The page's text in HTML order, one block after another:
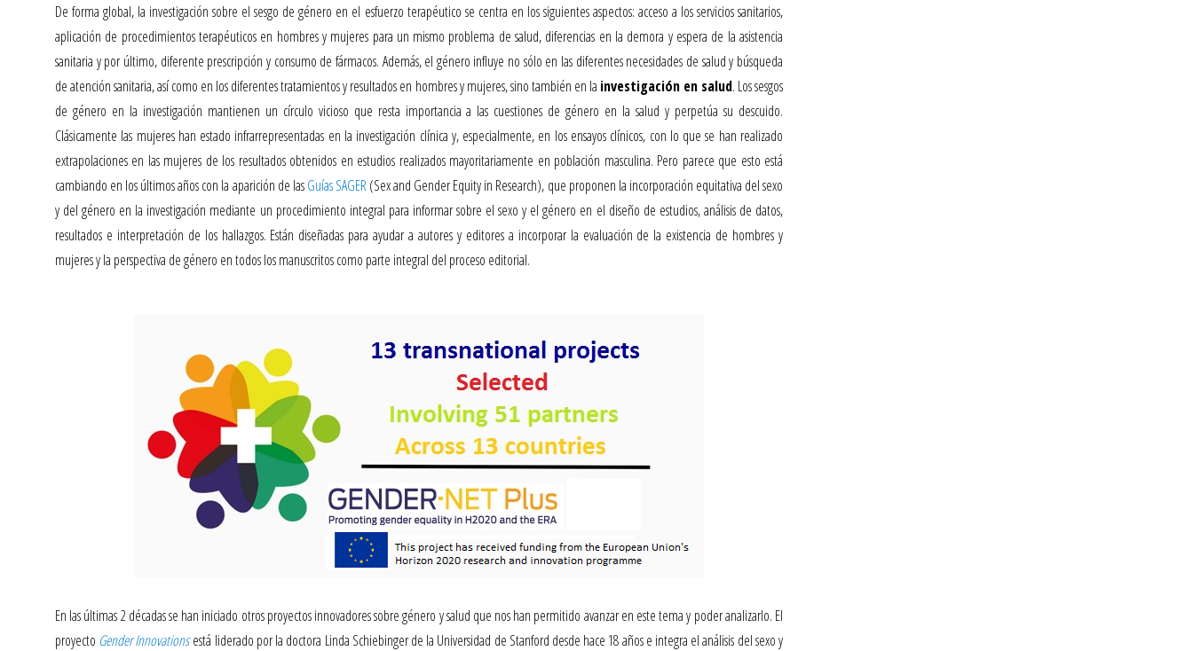
De forma global, la investigación sobre elsesgo de género en el esfuerzo terapéutico se centra en los siguientes aspectos: acceso a los servicios sanitarios,
aplicación de procedimientos terapéuticos en hombres y mujeres para un mismo problema de salud, diferencias en la demora y espera de la asistencia
sanitaria y por último, diferente prescripción y consumo de fármacos. Además, el género influye no sólo en las diferentes necesidades de salud y búsqueda
de atención sanitaria, así como en los diferentes tratamientos y resultados en hombres y mujeres, sino también en la investigación en salud. Los sesgos
de género en la investigación mantienen un círculo vicioso que resta importancia a las cuestiones de género en la salud y perpetúa su descuido.
Clásicamente las mujeres han estado infrarrepresentadas en la investigación clínica y, especialmente, en los ensayos clínicos, con lo que se han realizado
extrapolaciones en las mujeres de los resultados obtenidos en estudios realizados mayoritariamente en población masculina. Pero parece que esto está
cambiando en los últimos años con la aparición de lasGuías SAGER(Sex and Gender Equity in Research), que proponen la incorporación equitativa del sexo
y del género en la investigación mediante un procedimiento integral para informar sobre el sexo y el género en el diseño de estudios, análisis de datos,
resultados e interpretación de los hallazgos. Están diseñadas para ayudar a autores y editores a incorporar la evaluación de la existencia de hombres y
mujeres y la perspectiva de género en todos los manuscritos como parte integral del proceso editorial.
En las últimas 2 décadas se han iniciado otrosproyectos innovadores sobre género y salud que nos han permitido avanzar en este tema y poder analizarlo. El
proyecto Gender Innovationsestá liderado por la doctora Linda Schiebinger de la Universidad de Stanford desde hace 18 años e integra el análisis del sexo y